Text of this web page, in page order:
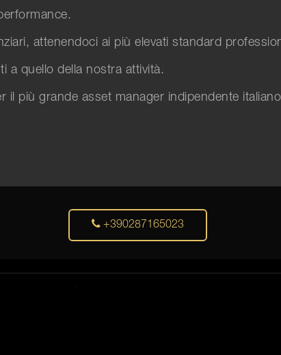
attenendoci ai più elevati standard
a quello della nostra attività.
il più grande asset manager indipendente
+390287165023